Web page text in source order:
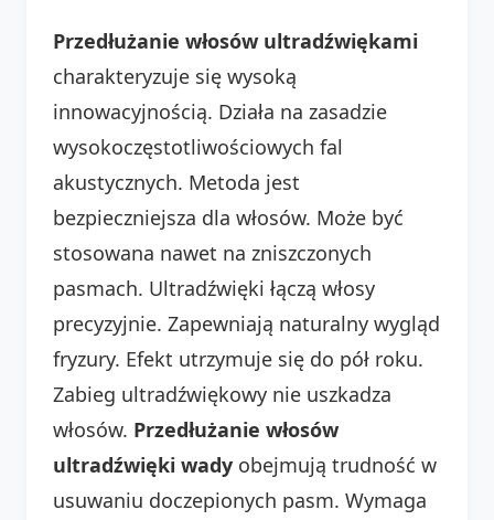
Przedłużanie włosów ultradźwiękami
charakteryzuje się wysoką
innowacyjnością. Działa na zasadzie
wysokoczęstotliwościowych fal
akustycznych. Metoda jest
bezpieczniejsza dla włosów. Może być
stosowana nawet na zniszczonych
pasmach. Ultradźwięki łączą włosy
precyzyjnie. Zapewniają naturalny wygląd
fryzury. Efekt utrzymuje się do pół roku.
Zabieg ultradźwiękowy nie uszkadza
włosów. Przedłużanie włosów
ultradźwięki wady obejmują trudność w
usuwaniu doczepionych pasm. Wymaga